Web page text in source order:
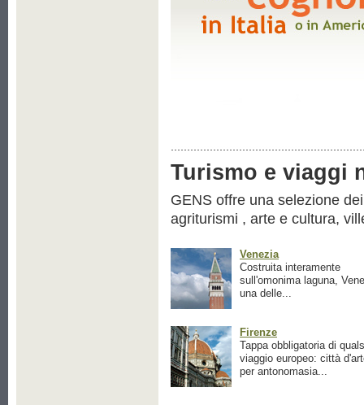
Turismo e viaggi
GENS offre una selezione
agriturismi , arte e cultura,
Venezia
Costruita interamente
sull'omonima laguna,
una delle...
Firenze
Tappa obbligatoria di
viaggio europeo: città
per antonomasia...